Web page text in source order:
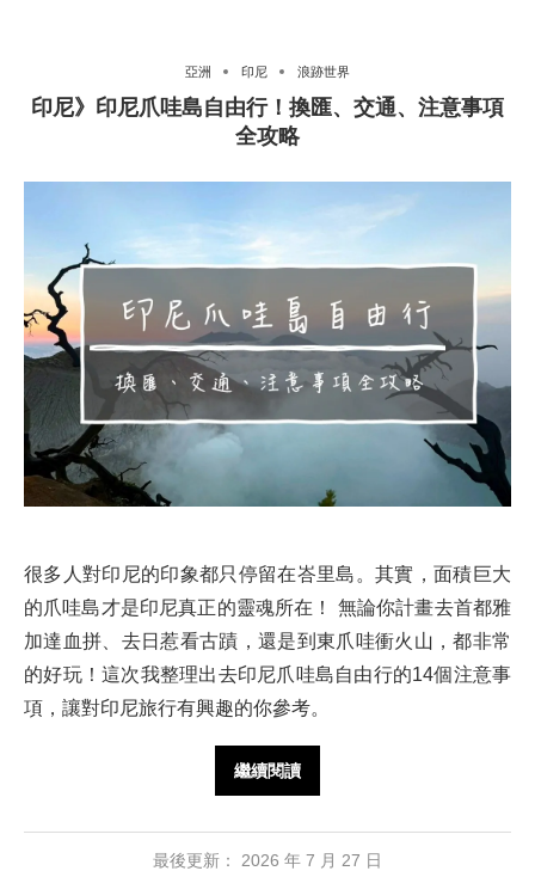
亞洲 印尼 浪跡世界
印尼》印尼爪哇島自由行！換匯、交通、注意事項
全攻略
很多人對印尼的印象都只停留在峇里島。其實，面積巨大
的爪哇島才是印尼真正的靈魂所在！ 無論你計畫去首都雅
加達血拼、去日惹看古蹟，還是到東爪哇衝火山，都非常
的好玩！這次我整理出去印尼爪哇島自由行的14個注意事
項，讓對印尼旅行有興趣的你參考。
繼續閱讀
最後更新： 2026 年 7 月 27 日